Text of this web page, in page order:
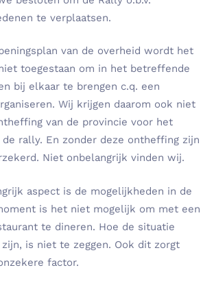
te verplaatsen.
van de overheid wordt het
toegestaan om in het betreffende
bij elkaar te brengen c.q. een
Wij krijgen daarom ook niet
van de provincie voor het
de rally. En zonder deze ontheffing zijn
Niet onbelangrijk vinden wij.
aspect is de mogelijkheden in de
is het niet mogelijk om met een
te dineren. Hoe de situatie
zijn, is niet te zeggen. Ook dit zorgt
factor.